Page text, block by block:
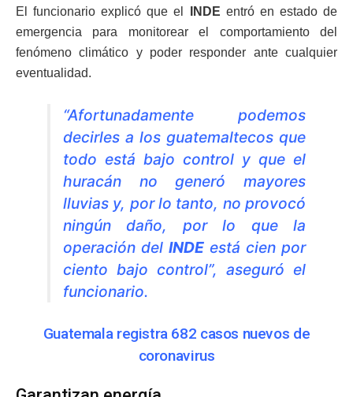
El funcionario explicó que el INDE entró en estado de
emergencia para monitorear el comportamiento del
fenómeno climático y poder responder ante cualquier
eventualidad.
“Afortunadamente podemos
decirles a los guatemaltecos que
todo está bajo control y que el
huracán no generó mayores
lluvias y, por lo tanto, no provocó
ningún daño, por lo que la
operación del INDE está cien por
ciento bajo control”, aseguró el
funcionario.
Guatemala registra 682 casos nuevos de
coronavirus